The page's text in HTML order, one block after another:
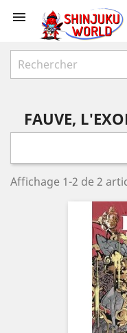

FAUVE,
Affichage 1-2 de 2